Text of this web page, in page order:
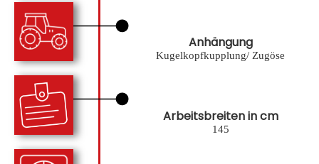
Anhängung
Kugelkopfkupplung/ Zugöse
Arbeitsbreiten in cm
145